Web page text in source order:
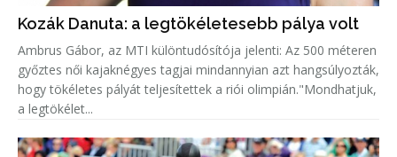
Kozák Danuta: a legtökéletesebb pálya volt
Ambrus Gábor, az MTI különtudósítója jelenti: Az 500 méteren
győztes női kajaknégyes tagjai mindannyian azt hangsúlyozták,
hogy tökéletes pályát teljesítettek a riói olimpián."Mondhatjuk,
a legtökélet...